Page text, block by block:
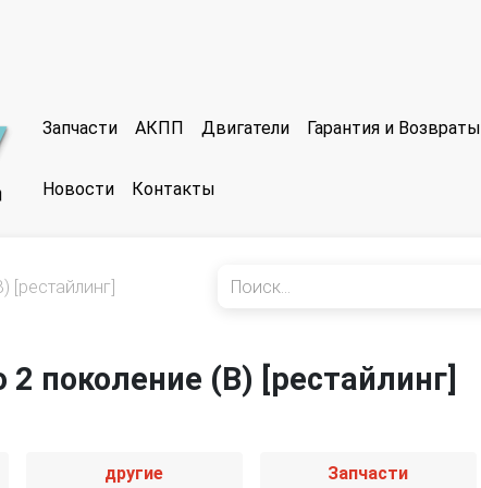
Запчасти АКПП Двигатели Гарантия и Возвраты
Новости Контакты
[рестайлинг]
поколение (B) [рестайлинг]
другие Запчасти